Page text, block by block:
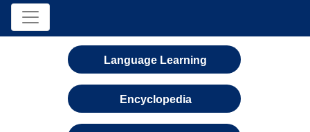
Language Learning
Encyclopedia